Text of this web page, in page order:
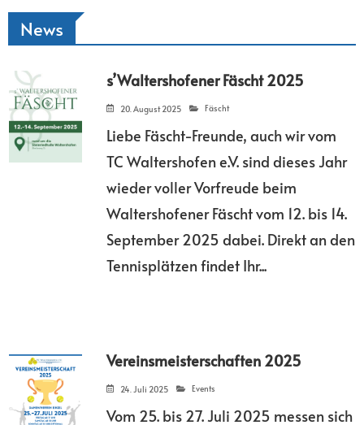
News
s’Waltershofener Fäscht 2025
20. August 2025 Fäscht
Liebe Fäscht-Freunde, auch wir vom
TC Waltershofen e.V. sind dieses Jahr
wieder voller Vorfreude beim
Waltershofener Fäscht vom 12. bis 14.
September 2025 dabei. Direkt an den
Tennisplätzen findet Ihr...
Vereinsmeisterschaften 2025
24. Juli 2025 Events
Vom 25. bis 27. Juli 2025 messen sich